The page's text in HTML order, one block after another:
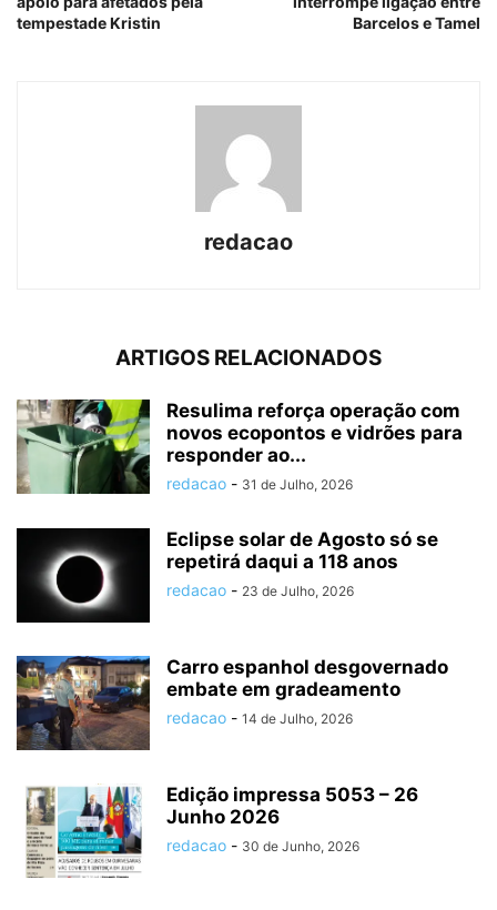
tempestade Kristin
Barcelos e Tamel
redacao
ARTIGOS RELACIONADOS
Resulima reforça operação com
novos ecopontos e vidrões para
responder ao...
redacao - 31 de Julho, 2026
Eclipse solar de Agosto só se
repetirá daqui a 118 anos
redacao - 23 de Julho, 2026
Carro espanhol desgovernado
embate em gradeamento
redacao - 14 de Julho, 2026
Edição impressa 5053 – 26
Junho 2026
redacao - 30 de Junho, 2026